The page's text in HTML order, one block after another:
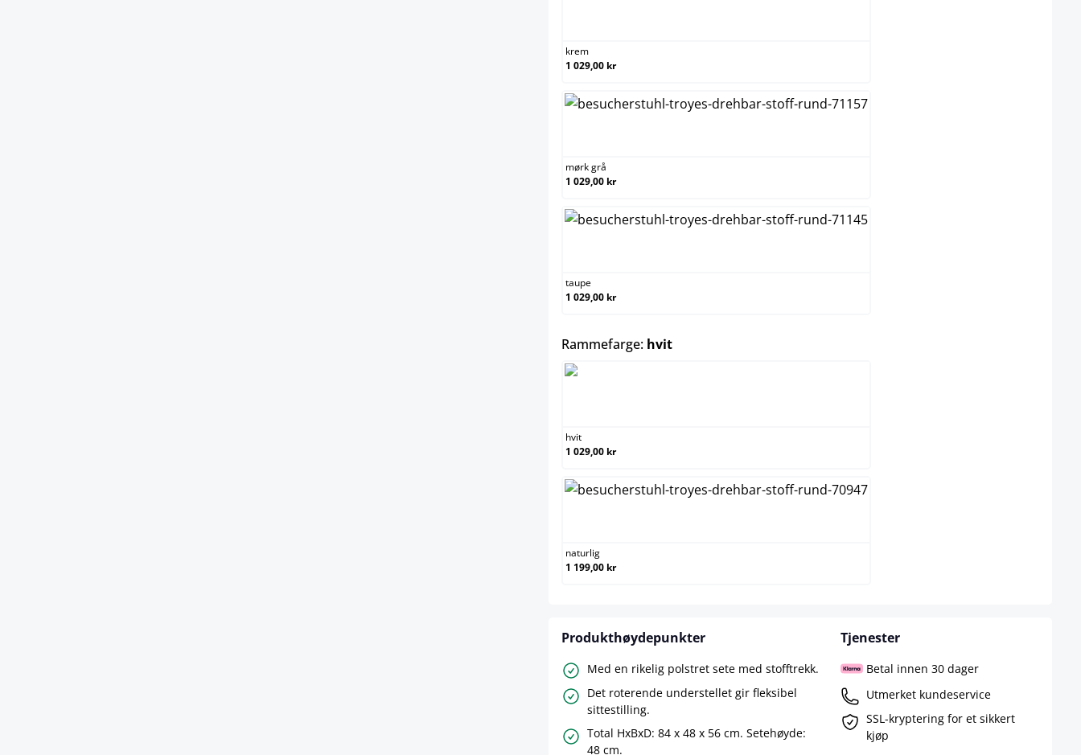
krem
1 029,00 kr
mørk grå
1 029,00 kr
taupe
1 029,00 kr
Rammefarge: hvitselect
hvit
1 029,00 kr
naturlig
1 199,00 kr
Produkthøydepunkter
Med en rikelig polstret sete med stofftrekk.
Det roterende understellet gir fleksibel
sittestilling.
Total HxBxD: 84 x 48 x 56 cm. Setehøyde:
48 cm.
Tjenester
Betal innen 30 dager
Utmerket kundeservice
SSL-kryptering for et sikkert
kjøp